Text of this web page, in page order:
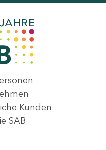
Kunden
SAB